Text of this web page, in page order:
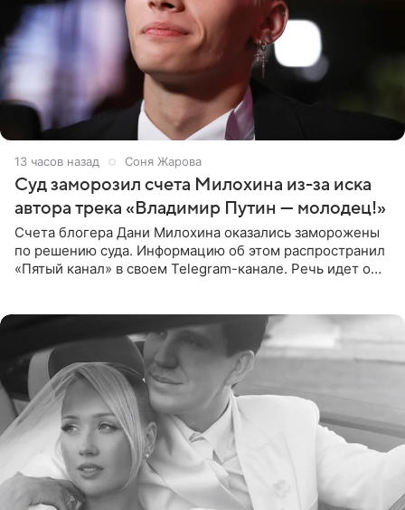
13 часов назад Соня Жарова
Суд заморозил счета Милохина из-за иска
автора трека «Владимир Путин — молодец!»
Счета блогера Дани Милохина оказались заморожены
по решению суда. Информацию об этом распространил
«Пятый канал» в своем Telegram-канале. Речь идет о